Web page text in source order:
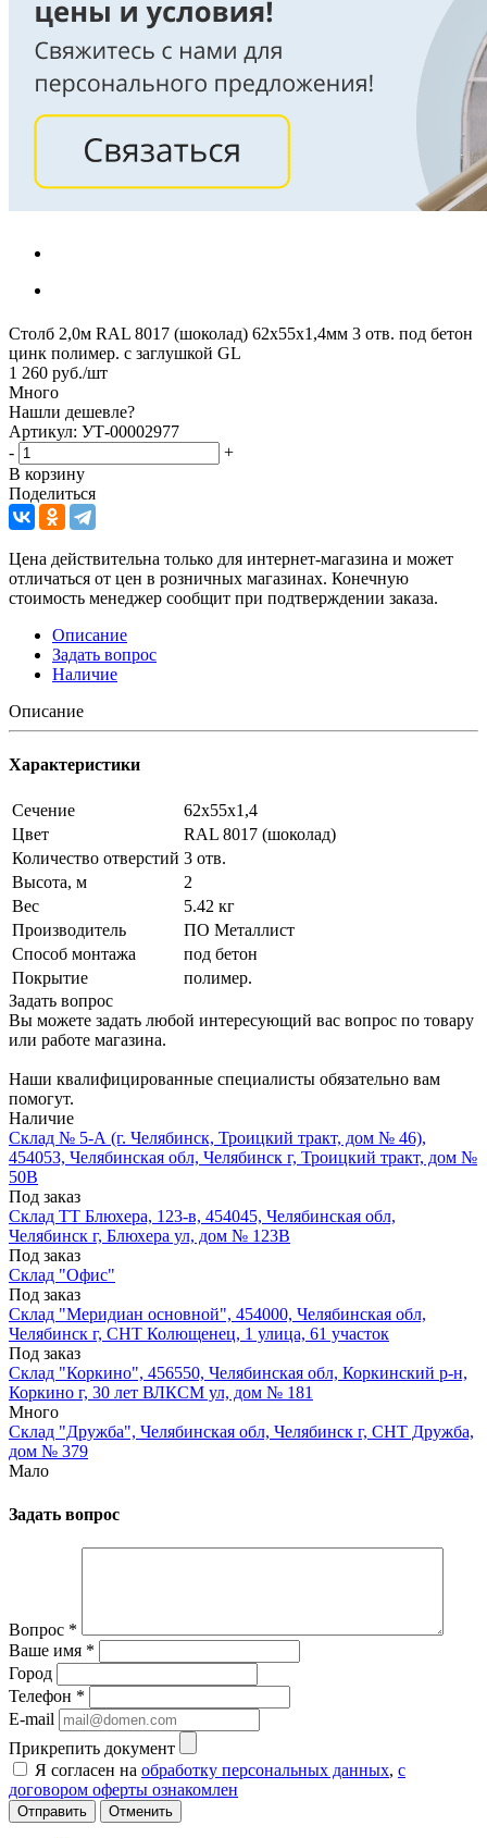
Столб 2,0м RAL 8017 (шоколад) 62х55х1,4мм 3 отв. под бетон
цинк полимер. с заглушкой GL
1 260 руб./шт
Много
Нашли дешевле?
Артикул: УТ-00002977
-
+
В корзину
Поделиться
Цена действительна только для интернет-магазина и может
отличаться от цен в розничных магазинах. Конечную
стоимость менеджер сообщит при подтверждении заказа.
Описание
Задать вопрос
Наличие
Описание
Характеристики
Сечение
62х55х1,4
Цвет
RAL 8017 (шоколад)
Количество отверстий 3 отв.
Высота, м
2
Вес
5.42 кг
Производитель
ПО Металлист
Способ монтажа
под бетон
Покрытие
полимер.
Задать вопрос
Вы можете задать любой интересующий вас вопрос по товару
или работе магазина.
Наши квалифицированные специалисты обязательно вам
помогут.
Наличие
Склад № 5-А (г. Челябинск, Троицкий тракт, дом № 46),
454053, Челябинская обл, Челябинск г, Троицкий тракт, дом №
50В
Под заказ
Склад ТТ Блюхера, 123-в, 454045, Челябинская обл,
Челябинск г, Блюхера ул, дом № 123В
Под заказ
Склад "Офис"
Под заказ
Склад "Меридиан основной", 454000, Челябинская обл,
Челябинск г, СНТ Колющенец, 1 улица, 61 участок
Под заказ
Склад "Коркино", 456550, Челябинская обл, Коркинский р-н,
Коркино г, 30 лет ВЛКСМ ул, дом № 181
Много
Склад "Дружба", Челябинская обл, Челябинск г, СНТ Дружба,
дом № 379
Мало
Задать вопрос
Вопрос *
Ваше имя *
Город
Телефон *
E-mail
Прикрепить документ
Я согласен на обработку персональных данных, с
договором оферты ознакомлен
Отменить